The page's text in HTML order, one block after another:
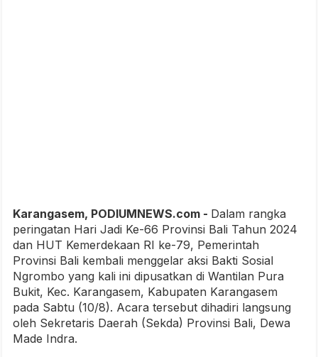
Karangasem, PODIUMNEWS.com - Dalam rangka
peringatan Hari Jadi Ke-66 Provinsi Bali Tahun 2024
dan HUT Kemerdekaan RI ke-79, Pemerintah
Provinsi Bali kembali menggelar aksi Bakti Sosial
Ngrombo yang kali ini dipusatkan di Wantilan Pura
Bukit, Kec. Karangasem, Kabupaten Karangasem
pada Sabtu (10/8). Acara tersebut dihadiri langsung
oleh Sekretaris Daerah (Sekda) Provinsi Bali, Dewa
Made Indra.